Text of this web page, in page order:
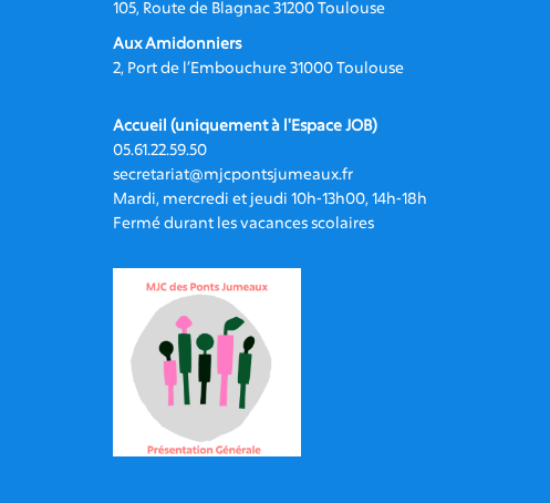
105, Route de Blagnac 31200 Toulouse
Aux Amidonniers
2, Port de l’Embouchure 31000 Toulouse
Accueil (uniquement à l'Espace JOB)
05.61.22.59.50
secretariat@mjcpontsjumeaux.fr
Mardi, mercredi et jeudi 10h-13h00, 14h-18h
Fermé durant les vacances scolaires